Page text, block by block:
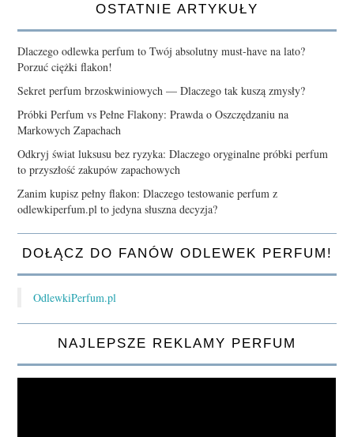
OSTATNIE ARTYKUŁY
Dlaczego odlewka perfum to Twój absolutny must-have na lato?
Porzuć ciężki flakon!
Sekret perfum brzoskwiniowych — Dlaczego tak kuszą zmysły?
Próbki Perfum vs Pełne Flakony: Prawda o Oszczędzaniu na
Markowych Zapachach
Odkryj świat luksusu bez ryzyka: Dlaczego oryginalne próbki perfum
to przyszłość zakupów zapachowych
Zanim kupisz pełny flakon: Dlaczego testowanie perfum z
odlewkiperfum.pl to jedyna słuszna decyzja?
DOŁĄCZ DO FANÓW ODLEWEK PERFUM!
OdlewkiPerfum.pl
NAJLEPSZE REKLAMY PERFUM